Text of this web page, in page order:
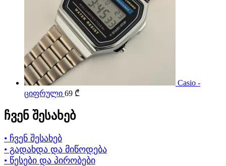
Casio -
ციფრული 69 ₾
ჩვენ შესახებ
• ჩვენ შესახებ
• გადახდა და მიწოდება
• წესები და პირობები